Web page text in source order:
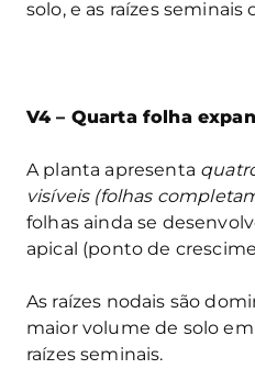
solo, e as raízes seminais
V4 – Quarta folha
A planta apresenta
visíveis (folhas
folhas ainda se
apical (ponto de
As raízes nodais são
maior volume de solo
raízes seminais.